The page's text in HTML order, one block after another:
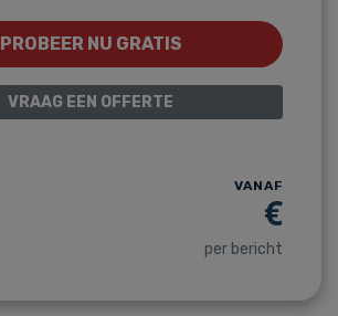
PROBEER NU GRATIS
VRAAG EEN OFFERTE
VANAF
€
per bericht